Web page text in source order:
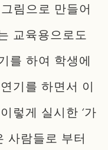
림으로 만들어
교육용으로도
를 하여 학생에
기를 하면서 이
렇게 실시한 ‘가
사람들로 부터